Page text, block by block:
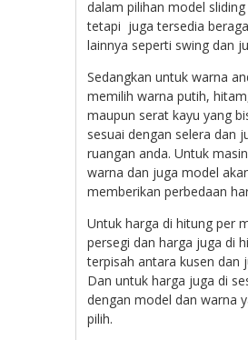
dalam pilihan model
tetapi juga tersedia
lainnya seperti swing dan
Sedangkan untuk warna
memilih warna putih,
maupun serat kayu yang
sesuai dengan selera dan
ruangan anda. Untuk
warna dan juga model
memberikan perbedaan
Untuk harga di hitung per
persegi dan harga juga di
terpisah antara kusen dan
Dan untuk harga juga di
dengan model dan warna
pilih.